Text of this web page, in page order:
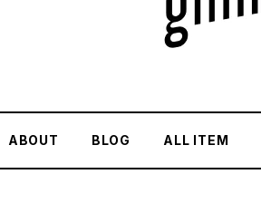
ABOUT BLOG ALL ITEM